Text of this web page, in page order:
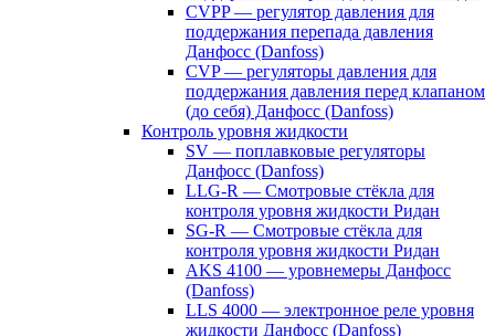
CVPP — регулятор давления для
поддержания перепада давления
Данфосс (Danfoss)
CVP — регуляторы давления для
поддержания давления перед клапаном
(до себя) Данфосс (Danfoss)
Контроль уровня жидкости
SV — поплавковые регуляторы
Данфосс (Danfoss)
LLG-R — Смотровые стёкла для
контроля уровня жидкости Ридан
SG-R — Смотровые стёкла для
контроля уровня жидкости Ридан
AKS 4100 — уровнемеры Данфосс
(Danfoss)
LLS 4000 — электронное реле уровня
жидкости Данфосс (Danfoss)